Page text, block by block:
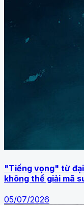
"Tiếng vọng" từ
không thể giải mã
05/07/2026